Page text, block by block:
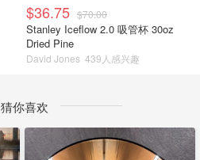
$36.75 $70.00
Stanley Iceflow 2.0 吸管杯 30oz
Dried Pine
David Jones 439人感兴趣
猜你喜欢